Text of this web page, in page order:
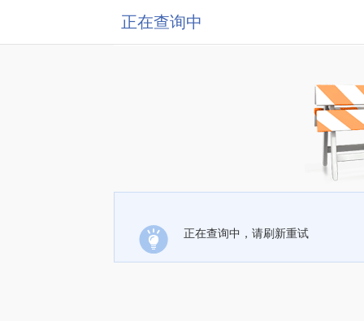
正在查询中
正在查询中，请刷新重试